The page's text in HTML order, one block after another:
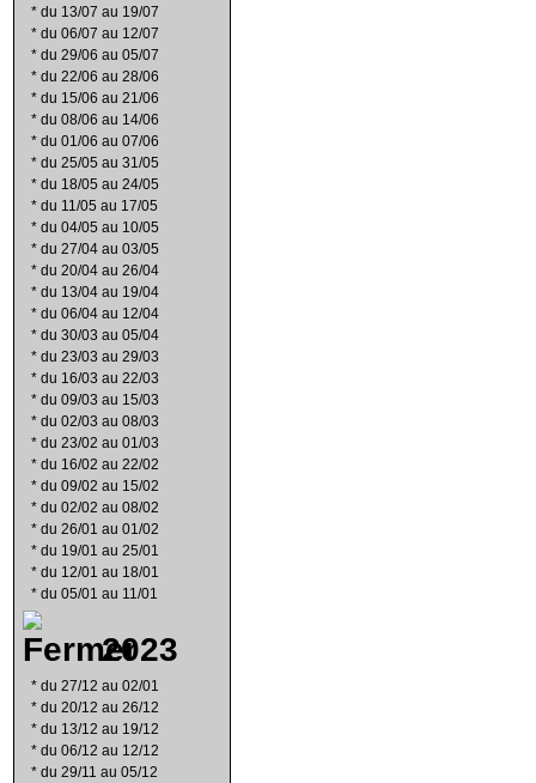
* du 13/07 au 19/07
* du 06/07 au 12/07
* du 29/06 au 05/07
* du 22/06 au 28/06
* du 15/06 au 21/06
* du 08/06 au 14/06
* du 01/06 au 07/06
* du 25/05 au 31/05
* du 18/05 au 24/05
* du 11/05 au 17/05
* du 04/05 au 10/05
* du 27/04 au 03/05
* du 20/04 au 26/04
* du 13/04 au 19/04
* du 06/04 au 12/04
* du 30/03 au 05/04
* du 23/03 au 29/03
* du 16/03 au 22/03
* du 09/03 au 15/03
* du 02/03 au 08/03
* du 23/02 au 01/03
* du 16/02 au 22/02
* du 09/02 au 15/02
* du 02/02 au 08/02
* du 26/01 au 01/02
* du 19/01 au 25/01
* du 12/01 au 18/01
* du 05/01 au 11/01
2023
* du 27/12 au 02/01
* du 20/12 au 26/12
* du 13/12 au 19/12
* du 06/12 au 12/12
* du 29/11 au 05/12